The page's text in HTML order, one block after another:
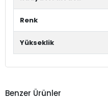
Renk
Yükseklik
Benzer Ürünler